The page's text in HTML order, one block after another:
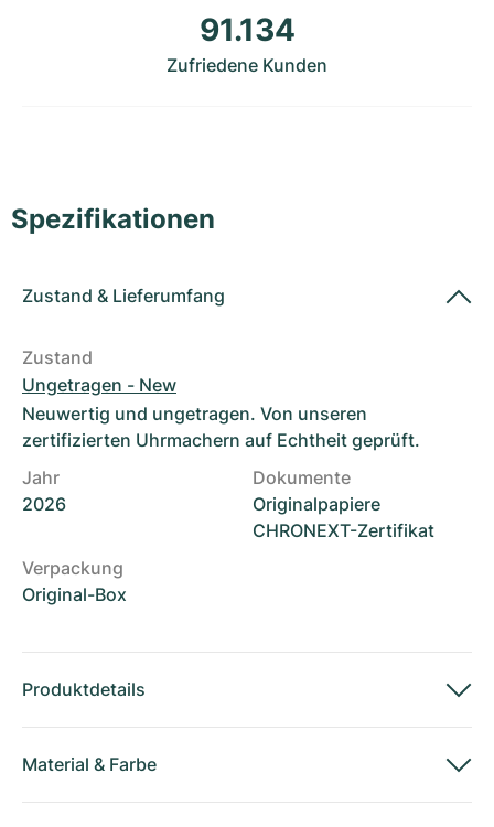
91.134
Zufriedene Kunden
Spezifikationen
Zustand & Lieferumfang
Zustand
Ungetragen - New
Neuwertig und ungetragen. Von unseren
zertifizierten Uhrmachern auf Echtheit geprüft.
Jahr
2026
Dokumente
Originalpapiere
CHRONEXT-Zertifikat
Verpackung
Original-Box
Produktdetails
Material & Farbe